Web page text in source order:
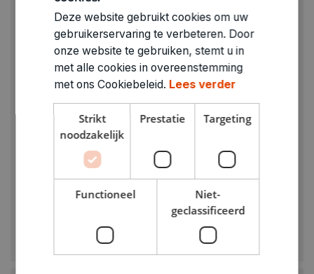
Houtendoosje met speelkaarten en 5
Deze website gebruikt cookies om uw
gebruikerservaring te verbeteren. Door
onze website te gebruiken, stemt u in
met alle cookies in overeenstemming
met ons Cookiebeleid. Lees verder
Strikt
noodzakelijk
Prestatie Targeting
Functioneel
Niet-
geclassificeerd